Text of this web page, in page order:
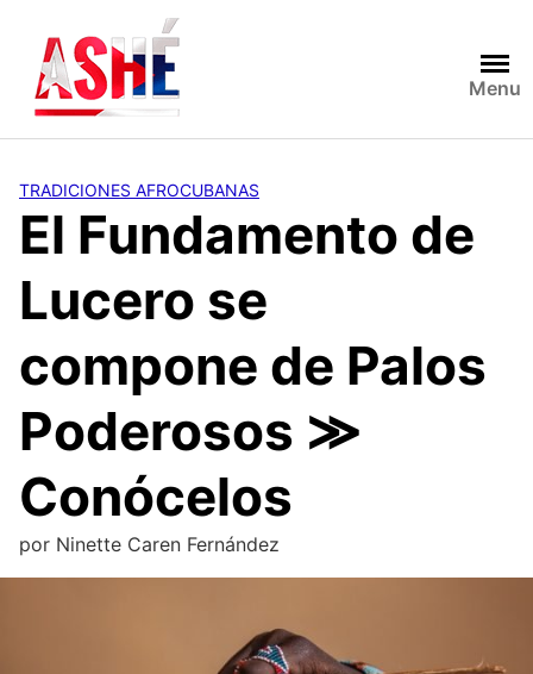
contenido
Menu
TRADICIONES AFROCUBANAS
El Fundamento de
Lucero se
compone de Palos
Poderosos ≫
Conócelos
por Ninette Caren Fernández